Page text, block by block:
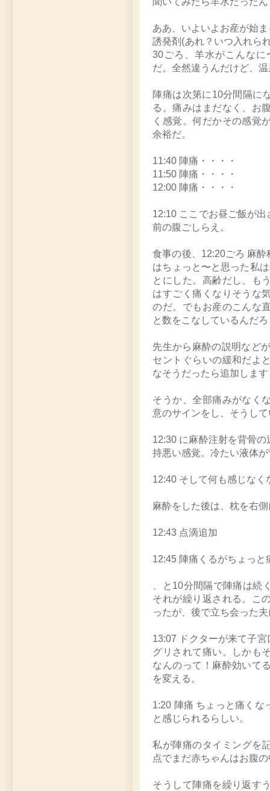
ああ、いよいよお産が始
誘発剤(あれ？いつ入れら
30ごろ、羊水がこんな
だ。全然違うんだけど、
陣痛は次第に10分間隔に
る。痛みはまだなく、お
く感覚。何だかその感覚
余裕だ。
11:40 陣痛・・・・
11:50 陣痛・・・・
12:00 陣痛・・・・
12:10 ここでお昼ご飯が
前の腹ごしらえ。
食事の後、12:20ごろ 麻
はちょっと〜と思った私
とにした。高齢だし、も
はすごく痛くなりそうな
のだ。でもお産のこんな
と数をこなしているんだ
先生から麻酔の説明など
セントぐらいの緩和だよ
なそうだったら追加しま
そうか、全部痛みがなく
意のサインをし、そうし
12:30 に麻酔注射を背骨
持悪い感覚。冷たい液体
12:40 そして何も感じなく
麻酔をした後は、枕を右
12:43 点滴追加
12:45 陣痛くるがちょっ
、と10分間隔で陣痛は続
それが繰り返される。こ
ったが、後で立ち会った
13:07 ドクターが来て子
グリされて痛い。しかも
なんのって！麻酔効いて
を変える。
1:20 陣痛 ちょっと痛くな
と感じられるらしい。
私が陣痛のタイミングを
点でまだ赤ちゃんはお腹
そうして陣痛を繰り返す